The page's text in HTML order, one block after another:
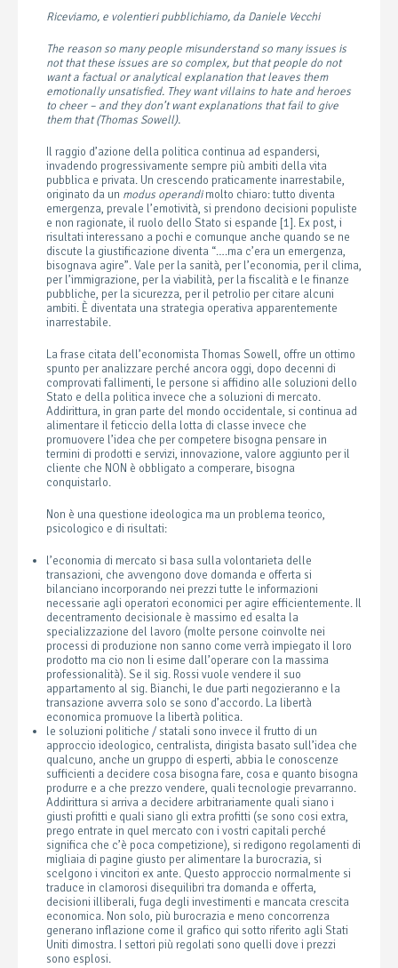
Riceviamo, e volentieri pubblichiamo, da Daniele Vecchi
The reason so many people misunderstand so many issues is
not that these issues are so complex, but that people do not
want a factual or analytical explanation that leaves them
emotionally unsatisfied. They want villains to hate and heroes
to cheer – and they don’t want explanations that fail to give
them that (Thomas Sowell).
Il raggio d’azione della politica continua ad espandersi,
invadendo progressivamente sempre più ambiti della vita
pubblica e privata. Un crescendo praticamente inarrestabile,
originato da un modus operandimolto chiaro: tutto diventa
emergenza, prevale l’emotività, si prendono decisioni populiste
e non ragionate, il ruolo dello Stato si espande [1]. Ex post, i
risultati interessano a pochi e comunque anche quando se ne
discute la giustificazione diventa “….ma c’era un emergenza,
bisognava agire”. Vale per la sanità, per l’economia, per il clima,
per l’immigrazione, per la viabilità, per la fiscalità e le finanze
pubbliche, per la sicurezza, per il petrolio per citare alcuni
ambiti. È diventata una strategia operativa apparentemente
inarrestabile.
La frase citata dell’economista Thomas Sowell, offre un ottimo
spunto per analizzare perché ancora oggi, dopo decenni di
comprovati fallimenti, le persone si affidino alle soluzioni dello
Stato e della politica invece che a soluzioni di mercato.
Addirittura, in gran parte del mondo occidentale, si continua ad
alimentare il feticcio della lotta di classe invece che
promuovere l’idea che per competere bisogna pensare in
termini di prodotti e servizi, innovazione, valore aggiunto per il
cliente che NON è obbligato a comperare, bisogna
conquistarlo.
Non è una questione ideologica ma un problema teorico,
psicologico e di risultati:
l’economia di mercato si basa sulla volontarieta delle
transazioni, che avvengono dove domanda e offerta si
bilanciano incorporando nei prezzi tutte le informazioni
necessarie agli operatori economici per agire efficientemente. Il
decentramento decisionale è massimo ed esalta la
specializzazione del lavoro (molte persone coinvolte nei
processi di produzione non sanno come verrà impiegato il loro
prodotto ma cio non li esime dall’operare con la massima
professionalità). Se il sig. Rossi vuole vendere il suo
appartamento al sig. Bianchi, le due parti negozieranno e la
transazione avverra solo se sono d’accordo. La libertà
economica promuove la libertà politica.
le soluzioni politiche / statali sono invece il frutto di un
approccio ideologico, centralista, dirigista basato sull’idea che
qualcuno, anche un gruppo di esperti, abbia le conoscenze
sufficienti a decidere cosa bisogna fare, cosa e quanto bisogna
produrre e a che prezzo vendere, quali tecnologie prevarranno.
Addirittura si arriva a decidere arbitrariamente quali siano i
giusti profitti e quali siano gli extra profitti (se sono cosi extra,
prego entrate in quel mercato con i vostri capitali perché
significa che c’è poca competizione), si redigono regolamenti di
migliaia di pagine giusto per alimentare la burocrazia, si
scelgono i vincitori ex ante. Questo approccio normalmente si
traduce in clamorosi disequilibri tra domanda e offerta,
decisioni illiberali, fuga degli investimenti e mancata crescita
economica. Non solo, più burocrazia e meno concorrenza
generano inflazione come il grafico qui sotto riferito agli Stati
Uniti dimostra. I settori più regolati sono quelli dove i prezzi
sono esplosi.